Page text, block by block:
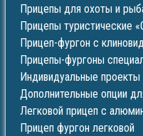
Прицепы для охоты и
Прицепы туристические
Прицеп-фургон с
Прицепы-фургоны
Индивидуальные проекты
Дополнительные опции
Легковой прицеп с
Прицеп фургон легковой